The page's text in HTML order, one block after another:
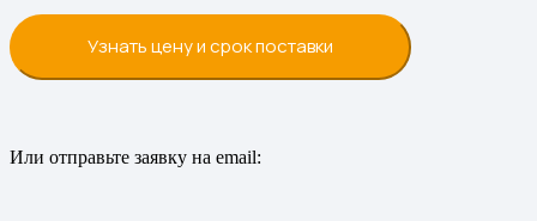
Узнать цену и срок поставки
Или отправьте заявку на email: